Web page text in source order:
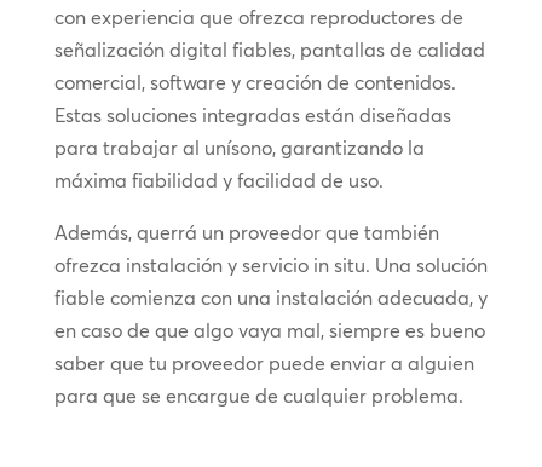
con experiencia que ofrezca reproductores de
señalización digital fiables, pantallas de calidad
comercial, software y creación de contenidos.
Estas soluciones integradas están diseñadas
para trabajar al unísono, garantizando la
máxima fiabilidad y facilidad de uso.
Además, querrá un proveedor que también
ofrezca instalación y servicio in situ. Una solución
fiable comienza con una instalación adecuada, y
en caso de que algo vaya mal, siempre es bueno
saber que tu proveedor puede enviar a alguien
para que se encargue de cualquier problema.